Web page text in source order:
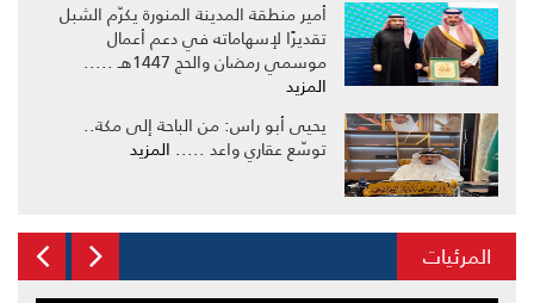
أمير منطقة المدينة المنورة يكرّم الشبل
تقديرًا لإسهاماته في دعم أعمال
موسمي رمضان والحج 1447هـ .....
المزيد
يحيى أبو راس: من الباحة إلى مكة..
توسّع عقاري واعد ..... المزيد
المرئيات